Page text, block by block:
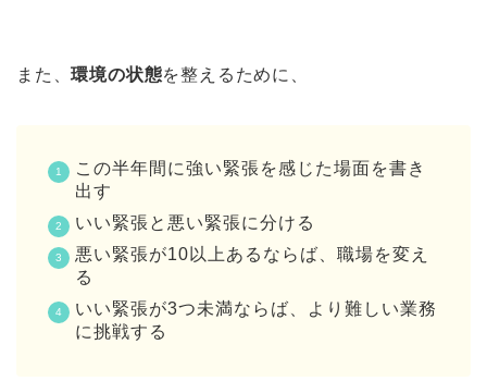
また、環境の状態を整えるために、
この半年間に強い緊張を感じた場面を書き
出す
いい緊張と悪い緊張に分ける
悪い緊張が10以上あるならば、職場を変え
る
いい緊張が3つ未満ならば、より難しい業務
に挑戦する